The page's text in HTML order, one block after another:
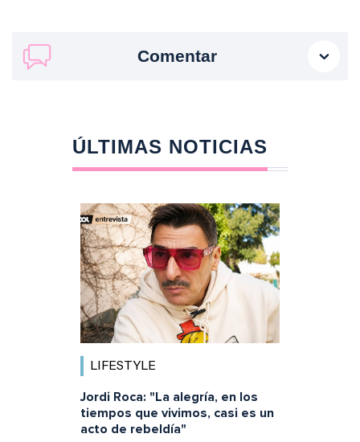
Comentar
ÚLTIMAS NOTICIAS
LIFESTYLE
Jordi Roca: "La alegría, en los
tiempos que vivimos, casi es un
acto de rebeldía"